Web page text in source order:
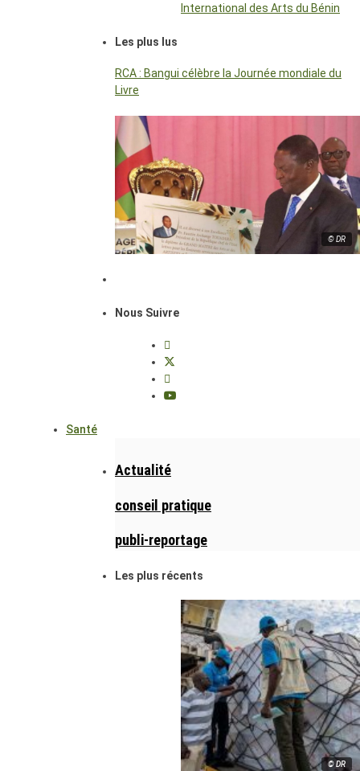
International des Arts du Bénin
Les plus lus
RCA : Bangui célèbre la Journée mondiale du
Livre
© DR
Nous Suivre
Santé
Actualité
conseil pratique
publi-reportage
Les plus récents
© DR